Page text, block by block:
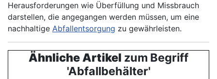
Herausforderungen wie Überfüllung und Missbrauch
darstellen, die angegangen werden müssen, um eine
nachhaltige Abfallentsorgung zu gewährleisten.
Ähnliche Artikel zum Begriff
'Abfallbehälter'